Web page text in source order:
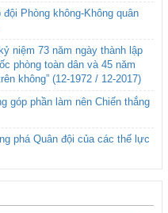
Phòng không-Không quân
niệm 73 năm ngày thành lập
phòng toàn dân và 45 năm
không” (12-1972 / 12-2017)
góp phần làm nên Chiến thắng
phá Quân đội của các thế lực